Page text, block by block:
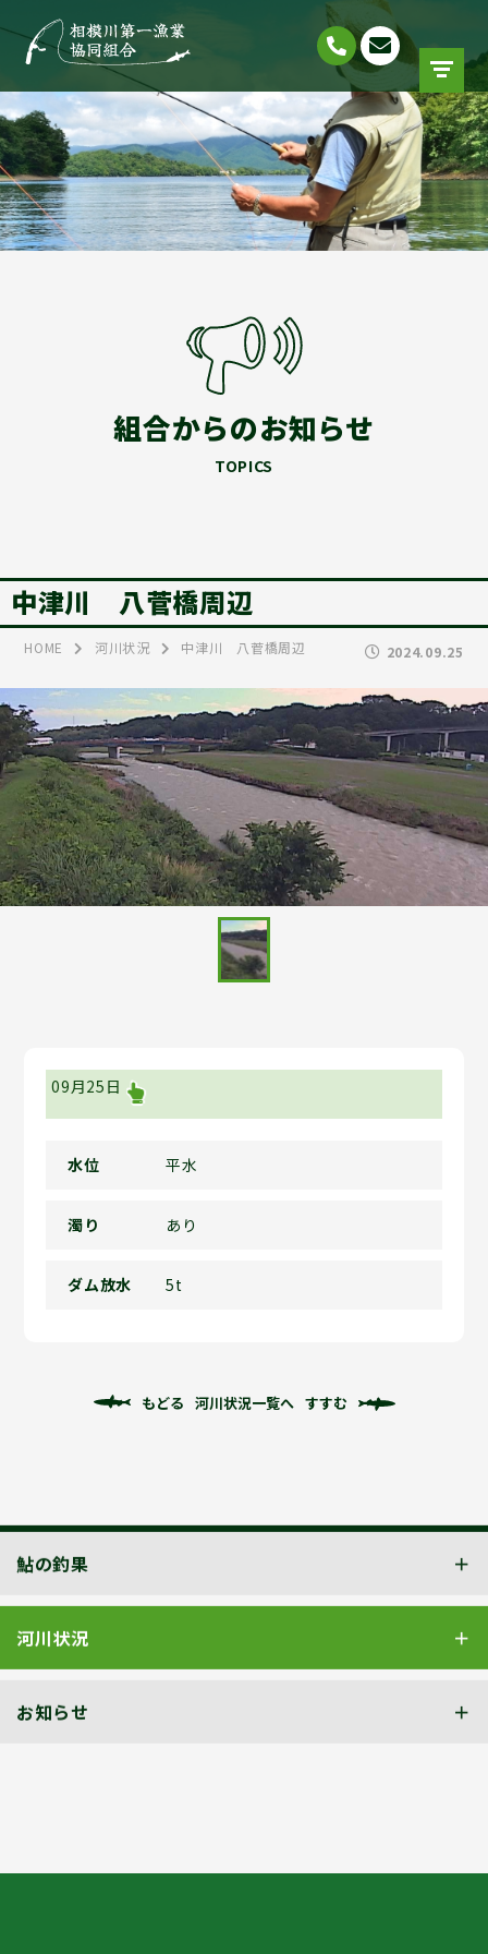
組合からのお知らせ
TOPICS
中津川 八菅橋周辺
HOME 河川状況 中津川 八菅橋周辺 2024.09.25
09月25日
水位 平水
濁り あり
ダム放水 5t
もどる 河川状況一覧へ すすむ
鮎の釣果
河川状況
お知らせ